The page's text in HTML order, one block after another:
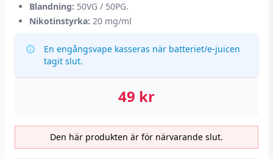
Blandning: 50VG / 50PG.
Nikotinstyrka: 20 mg/ml
En engångsvape kasseras när batteriet/e-juicen
tagit slut.
49 kr
Den här produkten är för närvarande slut.